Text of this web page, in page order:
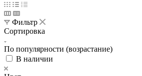
Фильтр
Сортировка
По популярности (возрастание)
В наличии